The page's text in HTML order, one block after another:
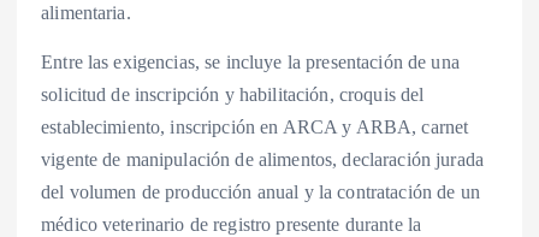
alimentaria.
Entre las exigencias, se incluye la presentación de una
solicitud de inscripción y habilitación, croquis del
establecimiento, inscripción en ARCA y ARBA, carnet
vigente de manipulación de alimentos, declaración jurada
del volumen de producción anual y la contratación de un
médico veterinario de registro presente durante la